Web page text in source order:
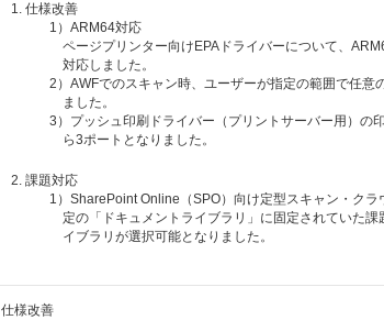
仕様改善
1）ARM64対応
ページプリンター向けEPAドライバーについて、
対応しました。
2）AWFでのスキャン時、ユーザーが指定の範囲で任意
ました。
3）プッシュ印刷ドライバー（プリントサーバー用）の
ら3ポートとなりました。
課題対応
1）SharePoint Online（SPO）向け定型スキャン・ク
定の「ドキュメントライブラリ」に固定されていた
イブラリが選択可能となりました。
仕様改善